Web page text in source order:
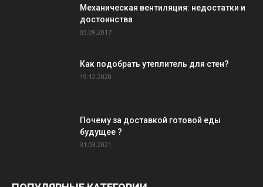
Механическая вентиляция: недостатки и
достоинства
03.09.2017
Как подобрать утеплитель для стен?
19.12.2020
Почему за доставкой готовой еды
будущее ?
31.03.2021